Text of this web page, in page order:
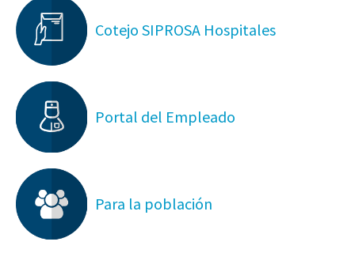
Cotejo SIPROSA Hospitales
Portal del Empleado
Para la población